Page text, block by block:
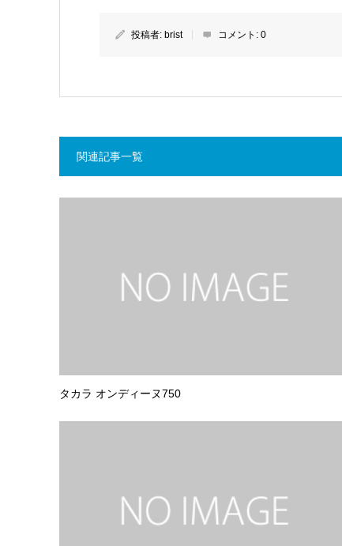
投稿者: brist コメント: 0
関連記事一覧
タカラ オンディーヌ750